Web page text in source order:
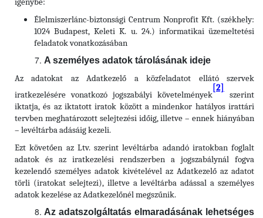
igénybe:
Élelmiszerlánc-biztonsági Centrum Nonprofit Kft. (székhely:
1024 Budapest, Keleti K. u. 24.) informatikai üzemeltetési
feladatok vonatkozásában
A személyes adatok tárolásának ideje
Az adatokat az Adatkezelő a közfeladatot ellátó szervek
iratkezelésére vonatkozó jogszabályi követelmények
[2]
szerint
iktatja, és az iktatott iratok között a mindenkor hatályos irattári
tervben meghatározott selejtezési időig, illetve – ennek hiányában
– levéltárba adásáig kezeli.
Ezt követően az Ltv. szerint levéltárba adandó iratokban foglalt
adatok és az iratkezelési rendszerben a jogszabálynál fogva
kezelendő személyes adatok kivételével az Adatkezelő az adatot
törli (iratokat selejtezi), illetve a levéltárba adással a személyes
adatok kezelése az Adatkezelőnél megszűnik.
Az adatszolgáltatás elmaradásának lehetséges